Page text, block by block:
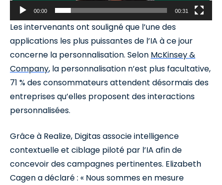
00:00 00:31
Les intervenants ont souligné que l’une des
applications les plus puissantes de l’IA à ce jour
concerne la personnalisation. Selon McKinsey &
Company, la personnalisation n’est plus facultative,
71 % des consommateurs attendent désormais des
entreprises qu’elles proposent des interactions
personnalisées.
Grâce à Realize, Digitas associe intelligence
contextuelle et ciblage piloté par l’IA afin de
concevoir des campagnes pertinentes. Elizabeth
Cagen a déclaré : « Nous sommes en mesure